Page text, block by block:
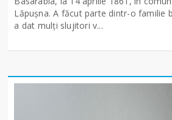
Lăpușna. A făcut parte dintr-o familie
a dat mulți slujitori v...